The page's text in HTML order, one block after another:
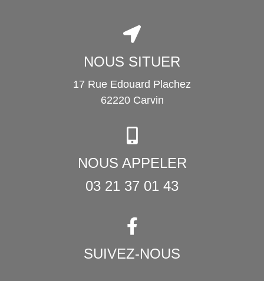
NOUS SITUER
17 Rue Edouard Plachez
62220 Carvin
NOUS APPELER
03 21 37 01 43
SUIVEZ-NOUS